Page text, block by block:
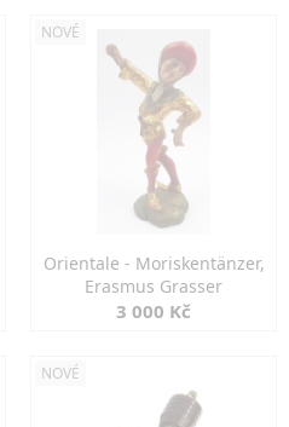
NOVÉ
Orientale - Moriskentänzer,
Erasmus Grasser
3 000 Kč
NOVÉ